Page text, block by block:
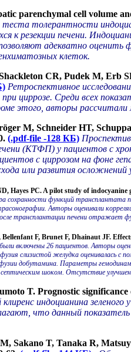
parenchymal cell volume
толерантности
к резекции печени.
адекватно оценить
клеток.
CR, Pudek M, Erb
Ретроспективное
при циррозе. Среди всех
этого, авторы
M, Schneider HT,
(.pdf-file -128 КБ)
(КТФП) у пациентов с
с циррозом на фоне
или развития
Hayes PC. A pilot study of
сохранности функций трансплантата
Авторы оценивали
трансплантации печени отражает
F, Brunet F, Dhainaut JF.
включены 26 пациентов. Авторы
слизистой желудка оценивалась
добутамина. Параметры
шоком. Отсутствие
T. Prognostic
индоцианина зеленого
что данный
Sakano T, Tanaka R,